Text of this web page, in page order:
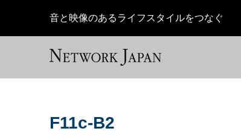
音と映像のあるライフスタイルをつなぐ
F11c-B2